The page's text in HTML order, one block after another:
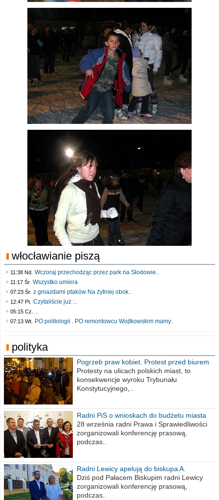
włocławianie piszą
11:38 Nd. Wczoraj przechodząc przez park na Słodowie..
11:17 Śr. Wszystko umiera
07:23 Śr. z gniazdami ptaków Na żytniej obok..
12:47 Pt. Czytaliście już :..
05:15 Cz. ..
07:13 Wt. PO politologii . PO remontowcu Wojtkowskim mamy..
polityka
Pogrzeb praw kobiet. Protest przed biurem
poselskim PiS
Protesty na ulicach polskich miast, to
konsekwencje wyroku Trybunału
Konstytucyjnego,..
Radni PiS o wnioskach do budżetu miasta
na 2021 rok
28 września radni Prawa i Sprawiedliwości
zorganizowali konferencję prasową,
podczas..
Radni Lewicy apelują do biskupa A.
Wiesława Meringa
Dziś pod Pałacem Biskupim radni Lewicy
zorganizowali konferencję prasową,
podczas..